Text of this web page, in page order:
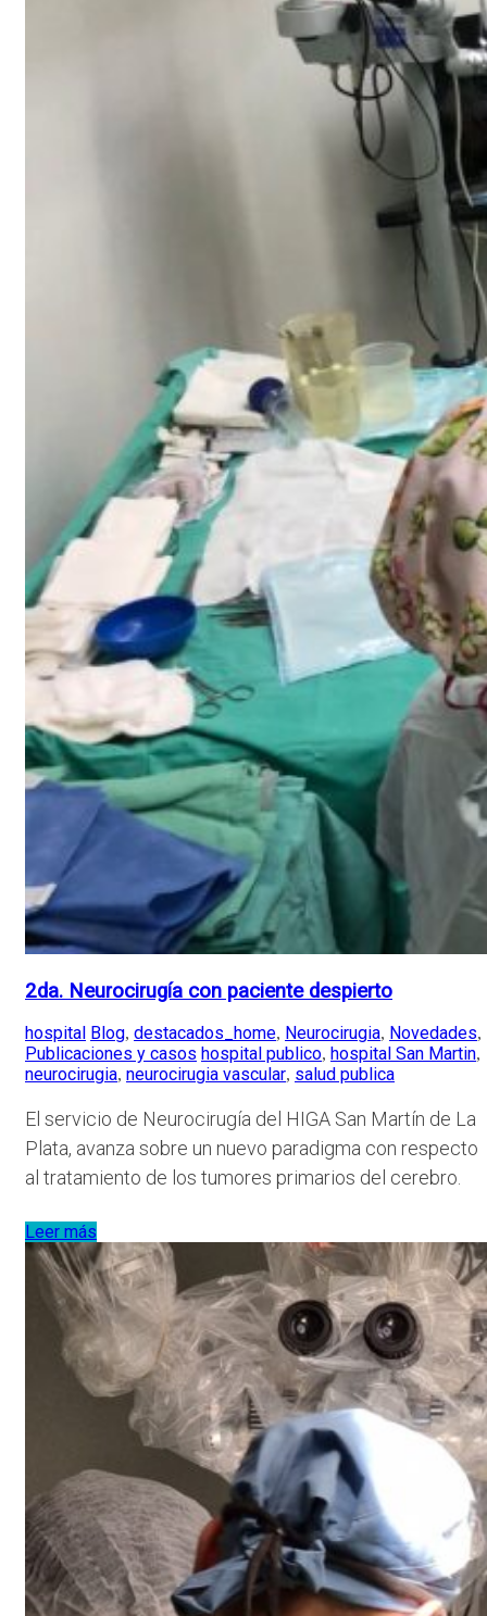
2da. Neurocirugía con paciente despierto
hospital Blog, destacados_home, Neurocirugia, Novedades,
Publicaciones y casos hospital publico, hospital San Martin,
neurocirugia, neurocirugia vascular, salud publica
El servicio de Neurocirugía del HIGA San Martín de La
Plata, avanza sobre un nuevo paradigma con respecto
al tratamiento de los tumores primarios del cerebro.
Leer más